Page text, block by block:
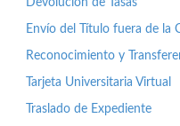
Envío del Título fuera de la
Reconocimiento y
Tarjeta Universitaria Virtual
Traslado de Expediente